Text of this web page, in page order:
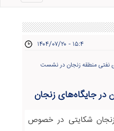
۱۴۰۴/۰۷/۲۰ - ۱۵:۴
نفتی منطقه زنجان در نشست
در جایگاه‌های زنجان
شکایتی در خصوص